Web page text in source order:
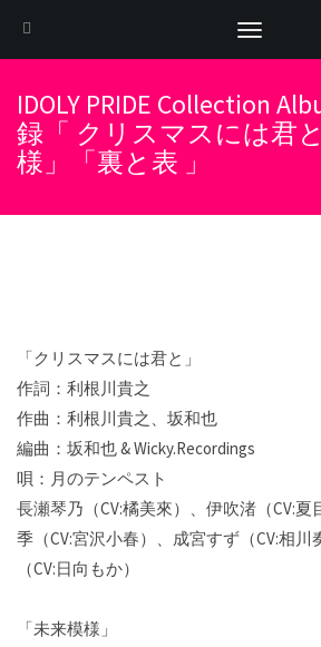
Toggle
navigation
IDOLY PRIDE Collection
録「 クリスマスには君
様」「裏と表 」
「クリスマスには君と」
作詞：利根川貴之
作曲：利根川貴之、坂和也
編曲：坂和也 & Wicky.Recordings
唄：月のテンペスト
長瀬琴乃（CV:橘美來）、伊吹渚（CV:
季（CV:宮沢小春）、成宮すず（CV:相
（CV:日向もか）
「未来模様」